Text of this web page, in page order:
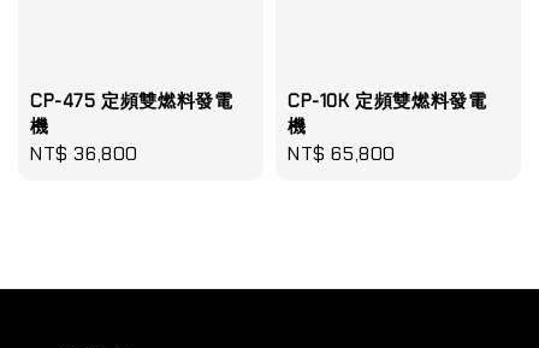
CP-475 定頻雙燃料發電
機
Regular
NT$ 36,800
CP-10K 定頻雙燃料發電
機
Regular
NT$ 65,800